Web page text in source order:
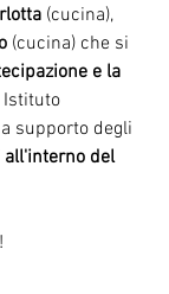
(cucina),
(cucina) che si
e la
Istituto
supporto degli
all'interno del